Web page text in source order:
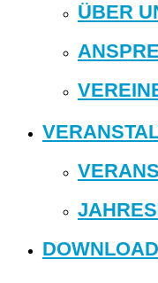
ÜBER
DOWNLOAD